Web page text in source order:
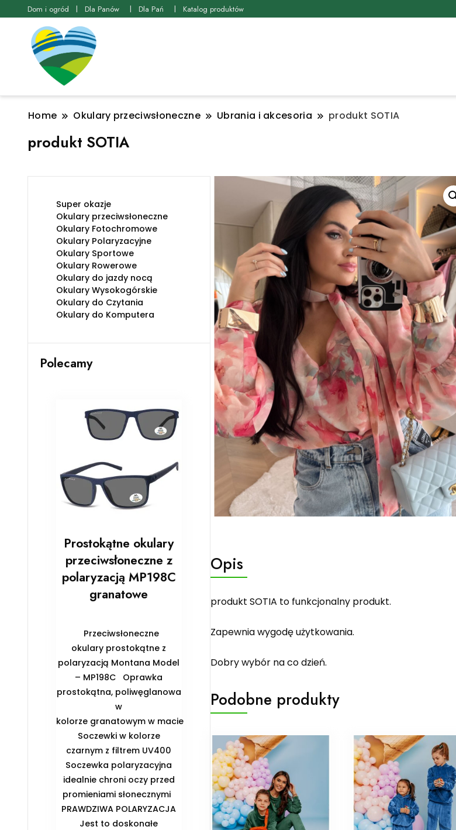
Dom i ogród Dla Panów Dla Pań Katalog produktów
Home Okulary przeciwsłoneczne Ubrania i akcesoria produkt SOTIA
produkt SOTIA
Opis
produkt SOTIA to funkcjonalny produkt.
Zapewnia wygodę użytkowania.
Dobry wybór na co dzień.
Podobne produkty
Super okazje
Okulary przeciwsłoneczne
Okulary Fotochromowe
Okulary Polaryzacyjne
Okulary Sportowe
Okulary Rowerowe
Okulary do jazdy nocą
Okulary Wysokogórskie
Okulary do Czytania
Okulary do Komputera
Polecamy
Prostokątne okulary
przeciwsłoneczne z
polaryzacją MP198C
granatowe
Przeciwsłoneczne
okulary prostokątne z
polaryzacją Montana Model
– MP198C Oprawka
prostokątna, poliwęglanowa
w
kolorze granatowym w macie
Soczewki w kolorze
czarnym z filtrem UV400
Soczewka polaryzacyjna
idealnie chroni oczy przed
promieniami słonecznymi
PRAWDZIWA POLARYZACJA
Jest to doskonałe